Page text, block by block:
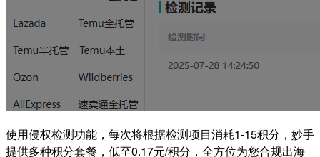
使用侵权检测功能，每次将根据检测项目消耗1-15积分，妙手
提供多种积分套餐，低至0.17元/积分，全方位为您合规出海